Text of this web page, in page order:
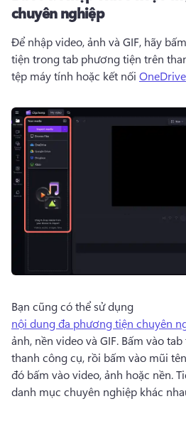
chuyên nghiệp
Để nhập video, ảnh và GIF, hãy
tiện trong tab phương tiện trên
tệp máy tính hoặc kết nối OneDrive
Bạn cũng có thể sử dụng
nội dung đa phương tiện chuyên
ảnh, nền video và GIF. Bấm vào
thanh công cụ, rồi bấm vào mũi
đó bấm vào video, ảnh hoặc nền.
danh mục chuyên nghiệp khác